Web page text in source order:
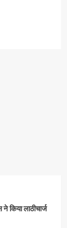
किया लाठीचार्ज